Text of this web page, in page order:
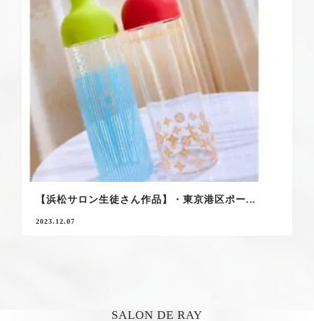
【浜松サロン生徒さん作品】・東京港区ポー...
2023.12.07
SALON DE RAY